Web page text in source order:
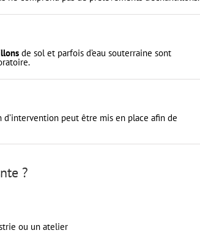
de sol et parfois d’eau souterraine sont
d’intervention peut être mis en place afin de
?
ou un atelier